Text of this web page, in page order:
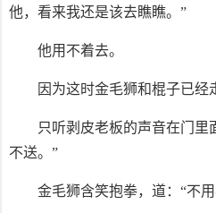
他，看来我还是该去瞧瞧。”
他用不着去。
因为这时金毛狮和棍子已经
只听剥皮老板的声音在门里
不送。”
金毛狮含笑抱拳，道：“不